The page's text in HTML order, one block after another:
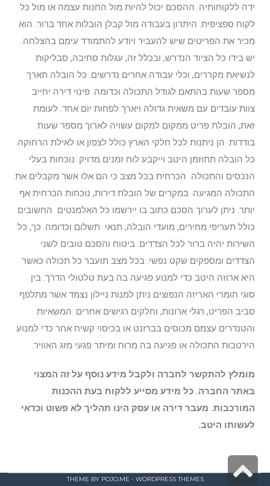
ידה ללקוחותיה. ההסכם יכול להיות מול החנות עצמה או מול כל
לקוח ספציפית. היתרון בעבודה מול קבלן הובלות אחד ברור. הוא
מכיר את הפריטים שיש להעביר ויודע להתמודד עימם בהצלחה.
יש בידו כל הציוד הנדרש, ובכלל זה, עגלות סחיבה, סבליקות
לנשיאת מקררים, וכלי עבודה אחרים נדרשים. כל הובלה תארך
מספר שעות בהתאם לגודל התכולה וכדומה. פינוי דירה יחייב
צוות עובדים עם משאית גדולה ויארך לפחות יום אחד. לעומת
זאת, הובלת פריט ממקום למקום עשויה לארוך מספר שעות
בודדות. הן ניתנות לכל חלקי הארץ כולל לצפון או לאילת הרחוקה.
כל הובלה תתוזמן היטב וייקבע לוח זמנים מדויק. נוכחות בעלי
הנכסים והתכולה הכרחית בכל מצב כי הם אלו אשר מקבלים את
התכולה המגיעה. במקרים של הובלת דירות, נוכחות הכרחית אף
יותר. ניתן לערוך הסכם כתוב בו יירשמו כל האלמנטים החשובים
כולל תעריפי מחירים, מועדי הובלה, תנאי תשלום וכדומה. כך, כל
השירות יהיה ברור לכל הצדדים. ביטוח והסכם טובים לשני
הצדדים ומספקים שקט נפשי. בכל מצב תועבר כל תכולה כאשר
היא ארוזה היטב כדי למנוע פגיעה בה בעת טלטולי הדרך. בין
סוגי חומרי האריזה הנפוצים ניתן למנות ניילון נצמד אשר מתלפף
סביב הפריט, רגלי ארונות, וחלקים רגישים אחרים. המשאיות
והטנדרים עצמם מכוסים בברזנט או בכיסוי קשיח אחר כדי למנוע
הירטבות התכולה או פגיעה בה מרוח ומיתר פגעי מזג האוויר.
מומלץ להתקשר לחברה ולקבל מידע נוסף על זה המצוי
באתר החברה. כל מידע מסייע ללקוח בעת ההכנות
המורכבות. מעבר דירה או עסק הינו תהליך לא פשוט וכדאי
לעשותו היטב.
THEME BY POJO.ME - WORDPRESS THEMES
גלילה